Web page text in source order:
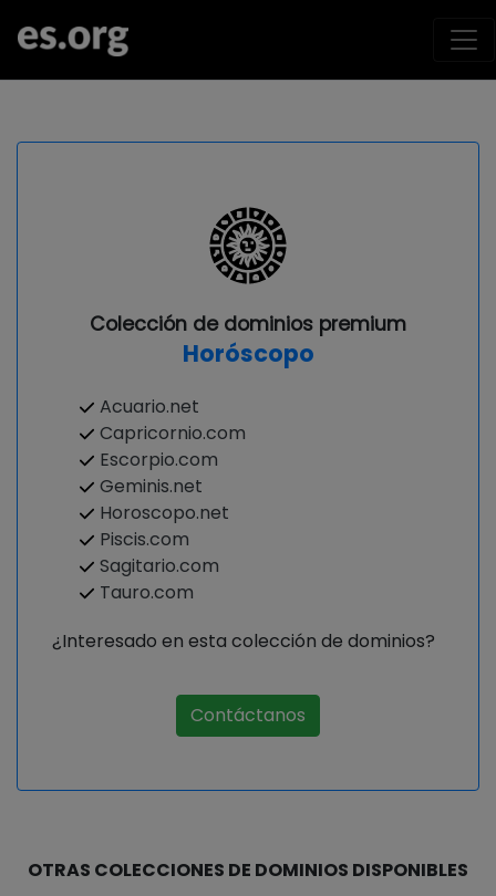
Colección de dominios premium
Horóscopo
Acuario.net
Capricornio.com
Escorpio.com
Geminis.net
Horoscopo.net
Piscis.com
Sagitario.com
Tauro.com
¿Interesado en esta colección de dominios?
Contáctanos
OTRAS COLECCIONES DE DOMINIOS DISPONIBLES